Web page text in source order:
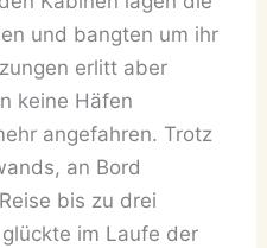
und bangten um ihr
erlitt aber
keine Häfen
angefahren. Trotz
an Bord
bis zu drei
im Laufe der